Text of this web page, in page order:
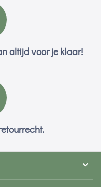
altijd voor je klaar!